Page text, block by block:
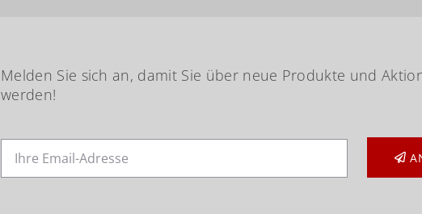
Melden Sie sich an, damit Sie über neue Produkte und
werden!